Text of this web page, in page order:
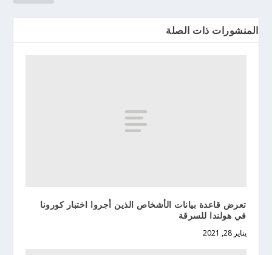
المنشورات ذات الصلة
تعرض قاعدة بيانات الأشخاص الذين أجروا اختبار كورونا
في هولندا للسرقة
يناير 28, 2021